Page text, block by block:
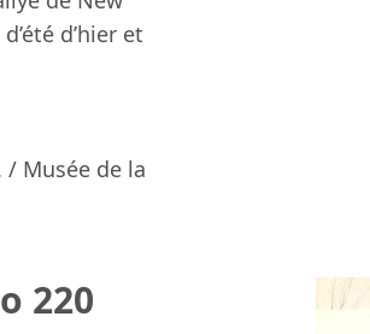
d’hier et
/ Musée de la
220